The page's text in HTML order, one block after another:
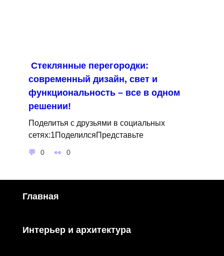
Стеклянные перегородки:
современный дизайн, свет и
функциональность – все в одном
решении!
Поделитья с друзьями в социальных
сетях:1ПоделилсяПредставьте
0 0
Главная
Интерьер и архитектура